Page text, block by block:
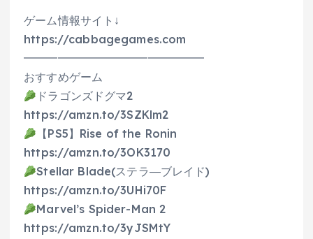
ゲーム情報サイト↓
https://cabbagegames.com
━━━━━━━━━━━━━━━━
おすすめゲーム
ドラゴンズドグマ2
https://amzn.to/3SZKlm2
【PS5】Rise of the Ronin
https://amzn.to/3OK3170
Stellar Blade(ステラ―ブレイド)
https://amzn.to/3UHi70F
Marvel’s Spider-Man 2
https://amzn.to/3yJSMtY